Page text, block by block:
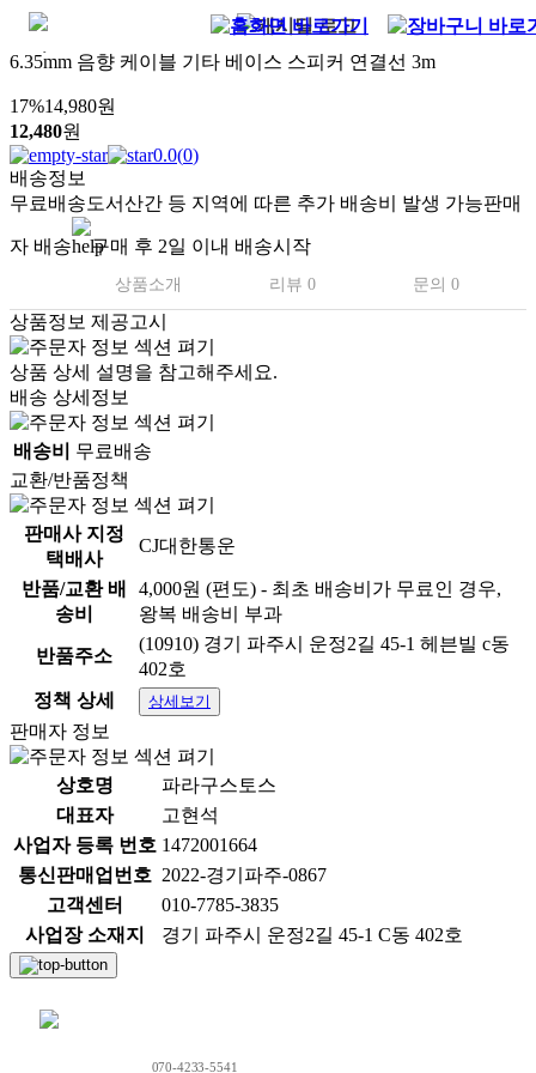
6.35mm 음향 케이블 기타 베이스 스피커 연결선 3m
17%14,980원
12,480원
0.0(0)
배송정보
무료배송도서산간 등 지역에 따른 추가 배송비 발생 가능판매
자 배송 구매 후 2일 이내 배송시작
상품소개 리뷰 0 문의 0
상품 정보고시
항목
품명 및 모델명
델명:상세정보별도표기
법에 의한 인증·허가
등을 받았음을 확인할
수 있는 경우 그에 대
한 사항
았음을 확인할 수 있는 경우
그에 대한 사항:상세정보별
도표기
제조국
제조국 또는 원산지:상세정
제조자/수입처
상품정보 제공고시
상품 상세 설명을 참고해주세요.
배송 상세정보
배송비
무료배송
교환/반품정책
판매사 지정
택배사
CJ대한통운
반품/교환 배
송비
4,000원 (편도) - 최초 배송비가 무료인 경우,
왕복 배송비 부과
반품주소
(10910) 경기 파주시 운정2길 45-1 헤븐빌 c동
402호
정책 상세
상세보기
판매자 정보
상호명
파라구스토스
대표자
고현석
사업자 등록 번호 1472001664
통신판매업번호 2022-경기파주-0867
고객센터
010-7785-3835
사업장 소재지
경기 파주시 운정2길 45-1 C동 402호
070-4233-5541